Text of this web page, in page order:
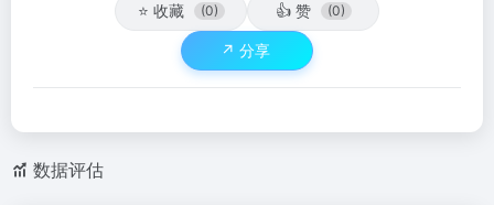
⭐ 收藏 (0) 👍 赞 (0)
↗️ 分享
数据评估